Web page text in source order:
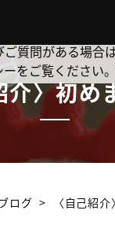
介〉初め
ログ 〈自己紹
客様の活動を追
プライバシーを極
質問がある場合
をご覧ください。